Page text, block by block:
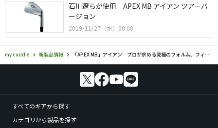
石川遼らが使用 APEX MB アイアン ツアーバ
ージョン
2019/11/27（水）00:00
my caddie 新製品情報 「APEX MB」アイアン プロが求める究極のフォルム、フィーリング、操作性
すべてのギアから探す
カテゴリから製品を探す